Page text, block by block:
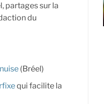
partages sur la
du
(Bréel)
qui facilite la